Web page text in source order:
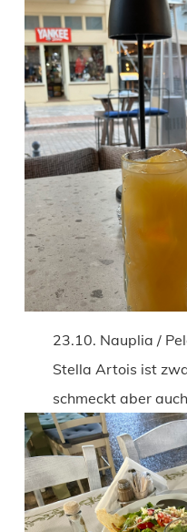
23.10. Nauplia /
Stella Artois ist
schmeckt aber